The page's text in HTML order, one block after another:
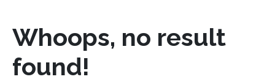
Whoops, no result
found!